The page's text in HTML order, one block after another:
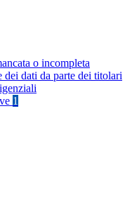
o incompleta
dei dati da parte dei titolari
1